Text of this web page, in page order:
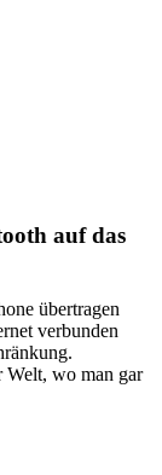
auf das
übertragen
verbunden
Welt, wo man gar